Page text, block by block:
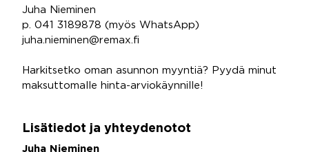
Juha Nieminen
p. 041 3189878 (myös WhatsApp)
juha.nieminen@remax.fi
Harkitsetko oman asunnon myyntiä? Pyydä minut
maksuttomalle hinta-arviokäynnille!
Lisätiedot ja yhteydenotot
Juha Nieminen